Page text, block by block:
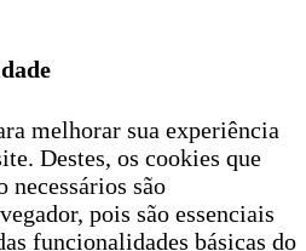
melhorar sua experiência
Destes, os cookies que
necessários são
pois são essenciais
funcionalidades básicas do